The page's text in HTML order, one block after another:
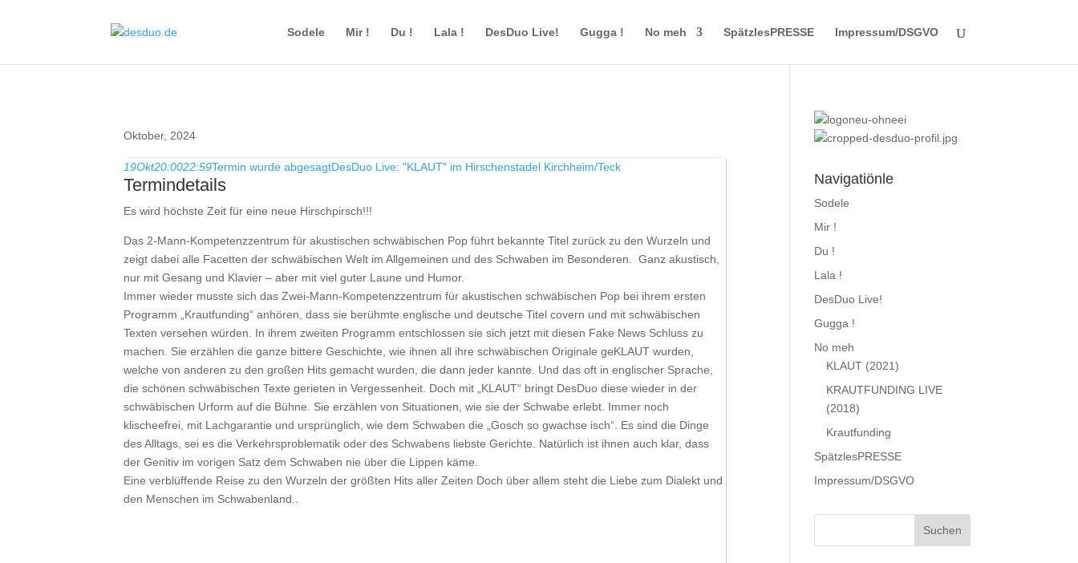
Sodele Mir ! Du ! Lala ! DesDuo Live! Gugga ! No meh SpätzlesPRESSE Impressum/DSGVO
Oktober, 2024
19Okt20:0022:59Termin wurde abgesagtDesDuo Live: "KLAUT" im Hirschenstadel Kirchheim/Teck
Termindetails
Es wird höchste Zeit für eine neue Hirschpirsch!!!
Das 2-Mann-Kompetenzzentrum für akustischen schwäbischen Pop führt bekannte Titel zurück zu den Wurzeln und
zeigt dabei alle Facetten der schwäbischen Welt im Allgemeinen und des Schwaben im Besonderen. Ganz akustisch,
nur mit Gesang und Klavier – aber mit viel guter Laune und Humor.
Immer wieder musste sich das Zwei-Mann-Kompetenzzentrum für akustischen schwäbischen Pop bei ihrem ersten
Programm „Krautfunding“ anhören, dass sie berühmte englische und deutsche Titel covern und mit schwäbischen
Texten versehen würden. In ihrem zweiten Programm entschlossen sie sich jetzt mit diesen Fake News Schluss zu
machen. Sie erzählen die ganze bittere Geschichte, wie ihnen all ihre schwäbischen Originale geKLAUT wurden,
welche von anderen zu den großen Hits gemacht wurden, die dann jeder kannte. Und das oft in englischer Sprache,
die schönen schwäbischen Texte gerieten in Vergessenheit. Doch mit „KLAUT“ bringt DesDuo diese wieder in der
schwäbischen Urform auf die Bühne. Sie erzählen von Situationen, wie sie der Schwabe erlebt. Immer noch
klischeefrei, mit Lachgarantie und ursprünglich, wie dem Schwaben die „Gosch so gwachse isch“. Es sind die Dinge
des Alltags, sei es die Verkehrsproblematik oder des Schwabens liebste Gerichte. Natürlich ist ihnen auch klar, dass
der Genitiv im vorigen Satz dem Schwaben nie über die Lippen käme.
Eine verblüffende Reise zu den Wurzeln der größten Hits aller Zeiten Doch über allem steht die Liebe zum Dialekt und
den Menschen im Schwabenland..
Navigatiönle
Sodele
Mir !
Du !
Lala !
DesDuo Live!
Gugga !
No meh
KLAUT (2021)
KRAUTFUNDING LIVE
(2018)
Krautfunding
SpätzlesPRESSE
Impressum/DSGVO